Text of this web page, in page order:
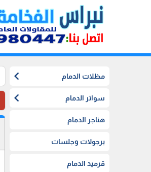
مظلات الدمام chevron_left
سواتر الدمام chevron_left
هناجر الدمام
برجولات وجلسات
قرميد الدمام